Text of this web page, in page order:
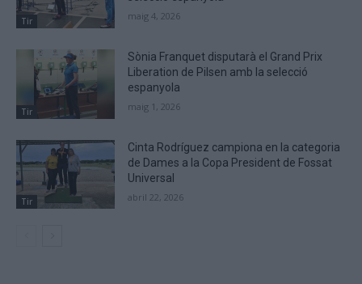
Tir maig 4, 2026
Tir
Sònia Franquet disputarà el Grand Prix
Liberation de Pilsen amb la selecció
espanyola
maig 1, 2026
Tir
Cinta Rodríguez campiona en la categoria
de Dames a la Copa President de Fossat
Universal
abril 22, 2026